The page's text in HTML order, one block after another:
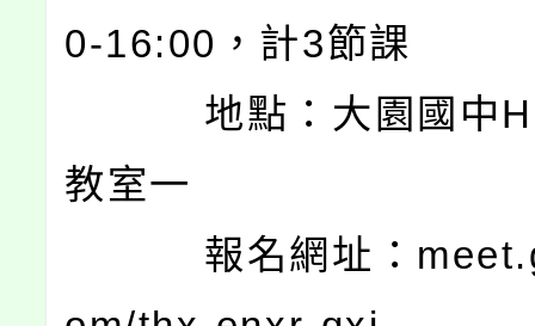
0-16:00，計3節課
地點：大園國中H
教室一
報名網址：